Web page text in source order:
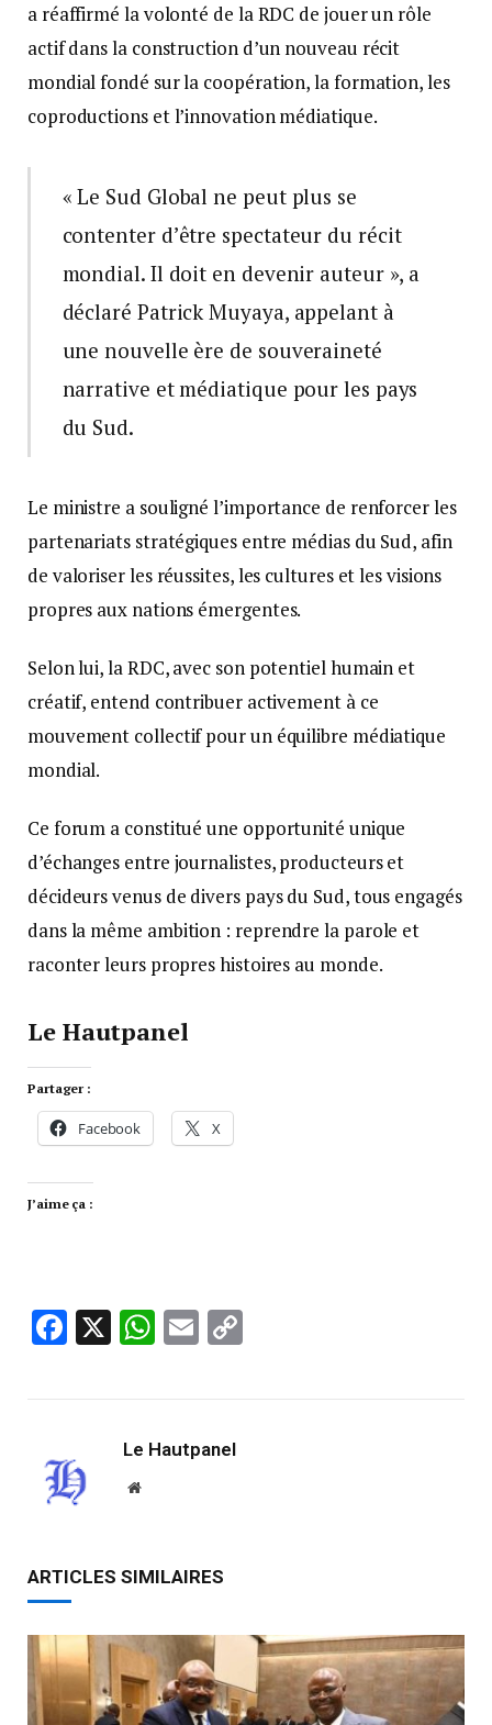
a réaffirmé la volonté de la RDC de jouer un rôle
actif dans la construction d’un nouveau récit
mondial fondé sur la coopération, la formation, les
coproductions et l’innovation médiatique.
« Le Sud Global ne peut plus se
contenter d’être spectateur du récit
mondial. Il doit en devenir auteur », a
déclaré Patrick Muyaya, appelant à
une nouvelle ère de souveraineté
narrative et médiatique pour les pays
du Sud.
Le ministre a souligné l’importance de renforcer les
partenariats stratégiques entre médias du Sud, afin
de valoriser les réussites, les cultures et les visions
propres aux nations émergentes.
Selon lui, la RDC, avec son potentiel humain et
créatif, entend contribuer activement à ce
mouvement collectif pour un équilibre médiatique
mondial.
Ce forum a constitué une opportunité unique
d’échanges entre journalistes, producteurs et
décideurs venus de divers pays du Sud, tous engagés
dans la même ambition : reprendre la parole et
raconter leurs propres histoires au monde.
Le Hautpanel
Partager :
Facebook X
J’aime ça :
Facebook
X WhatsApp
Email
Le Hautpanel
Website
ARTICLES SIMILAIRES